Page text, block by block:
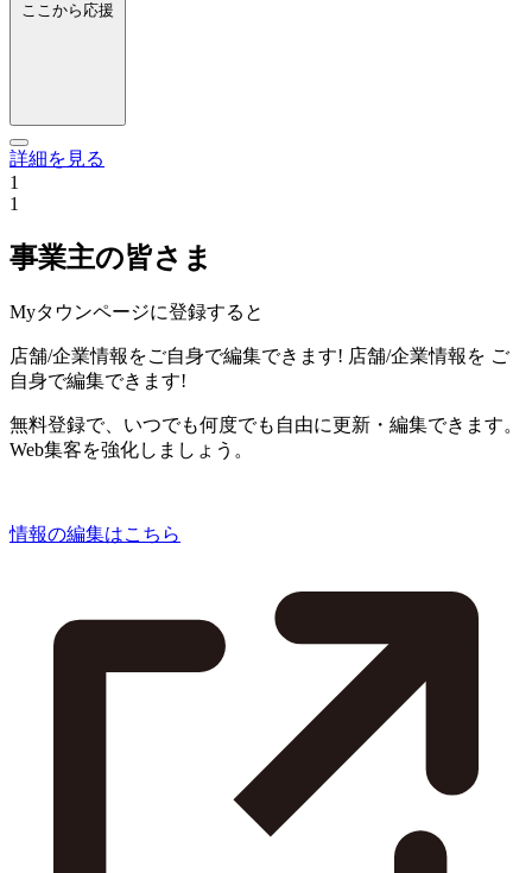
ここから応援
詳細を見る
1
1
事業主の皆さま
Myタウンページに登録すると
店舗/企業情報をご自身で編集できます! 店舗/企業情報を ご
自身で編集できます!
無料登録で、いつでも何度でも自由に更新・編集できます。
Web集客を強化しましょう。
情報の編集はこちら